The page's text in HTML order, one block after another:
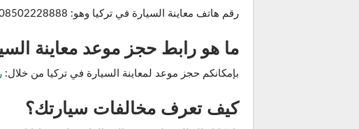
رقم هاتف معاينة السيارة في تركيا وهو: 08502228888
ما هو رابط حجز موعد معاينة السيارة
بإمكانكم حجز موعد لمعاينة السيارة في تركيا من خلال:
كيف تعرف مخالفات سيارتك؟